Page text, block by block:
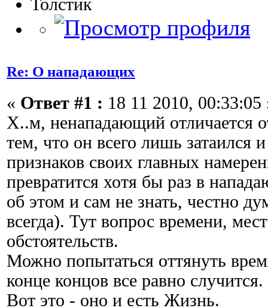
Толстик
Re: О нападающих
« Ответ #1 : 18 11 2010, 00:33:05
Х..м, ненападающий отличается
тем, что он всего лишь затаился
признаков своих главных
превратится хотя бы раз в
об этом и сам не знать, честно
всегда). Тут вопрос времени,
обстоятельств.
Можно попытаться оттянуть
конце концов все равно
Вот это - оно и есть Жизнь.